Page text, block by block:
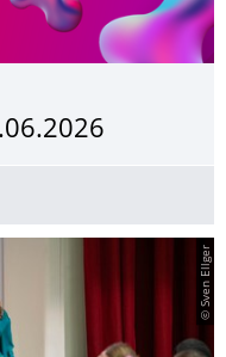
© Sven Ellger